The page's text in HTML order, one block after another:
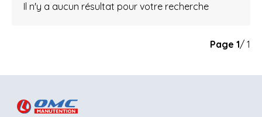
Il n'y a aucun résultat pour votre recherche
Page 1/ 1